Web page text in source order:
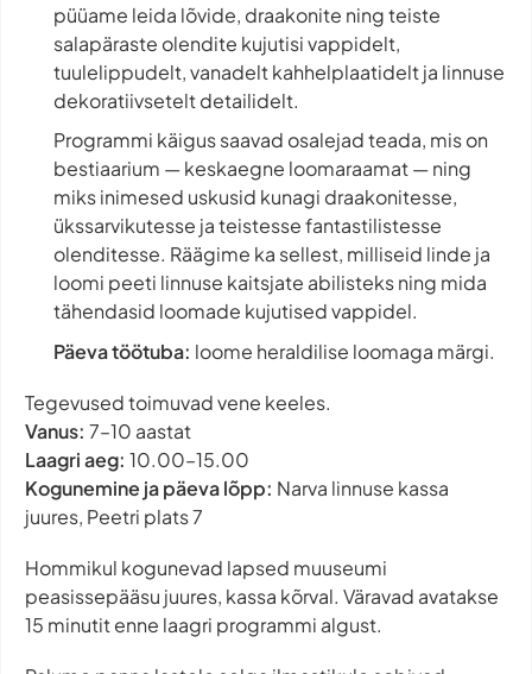
püüame leida lõvide, draakonite ning teiste
salapäraste olendite kujutisi vappidelt,
tuulelippudelt, vanadelt kahhelplaatidelt ja linnuse
dekoratiivsetelt detailidelt.
Programmi käigus saavad osalejad teada, mis on
bestiaarium — keskaegne loomaraamat — ning
miks inimesed uskusid kunagi draakonitesse,
ükssarvikutesse ja teistesse fantastilistesse
olenditesse. Räägime ka sellest, milliseid linde ja
loomi peeti linnuse kaitsjate abilisteks ning mida
tähendasid loomade kujutised vappidel.
Päeva töötuba: loome heraldilise loomaga märgi.
Tegevused toimuvad vene keeles.
Vanus: 7–10 aastat
Laagri aeg: 10.00–15.00
Kogunemine ja päeva lõpp: Narva linnuse kassa
juures, Peetri plats 7
Hommikul kogunevad lapsed muuseumi
peasissepääsu juures, kassa kõrval. Väravad avatakse
15 minutit enne laagri programmi algust.